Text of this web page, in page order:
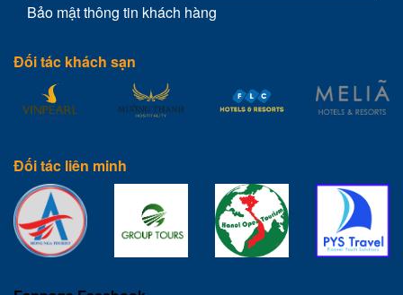
Bảo mật thông tin khách hàng
Đối tác khách sạn
Đối tác liên minh